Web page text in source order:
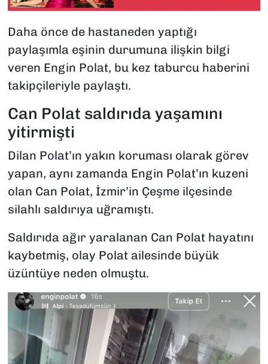
Daha önce de hastaneden yaptığı
paylaşımla eşinin durumuna ilişkin bilgi
veren Engin Polat, bu kez taburcu haberini
takipçileriyle paylaştı.
Can Polat saldırıda yaşamını
yitirmişti
Dilan Polat’ın yakın koruması olarak görev
yapan, aynı zamanda Engin Polat’ın kuzeni
olan Can Polat, İzmir’in Çeşme ilçesinde
silahlı saldırıya uğramıştı.
Saldırıda ağır yaralanan Can Polat hayatını
kaybetmiş, olay Polat ailesinde büyük
üzüntüye neden olmuştu.